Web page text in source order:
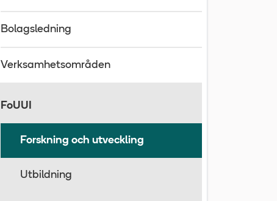
Bolagsledning
Verksamhetsområden
FoUUI
Forskning och utveckling
Utbildning